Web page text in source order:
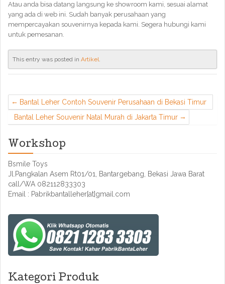
Atau anda bisa datang langsung ke showroom kami, sesuai alamat
yang ada di web ini. Sudah banyak perusahaan yang
mempercayakan souvenirnya kepada kami. Segera hubungi kami
untuk pemesanan.
This entry was posted in Artikel.
Bantal Leher Contoh Souvenir Perusahaan di Bekasi Timur
Bantal Leher Souvenir Natal Murah di Jakarta Timur
Workshop
Bsmile Toys
Jl.Pangkalan Asem Rt01/01, Bantargebang, Bekasi Jawa Barat
call/WA 082112833303
Email : Pabrikbantalleher[at]gmail.com
Kategori Produk